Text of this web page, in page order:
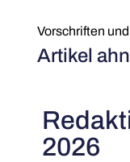
Vorschriften
Artikel
2026